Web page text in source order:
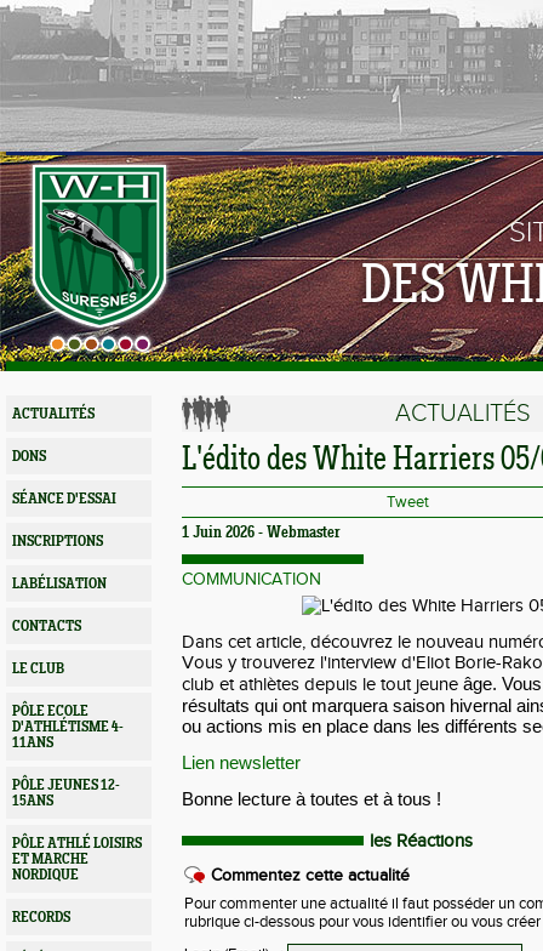
DES
ACTUALITÉS
DONS
SÉANCE D'ESSAI
INSCRIPTIONS
LABÉLISATION
CONTACTS
LE CLUB
PÔLE ECOLE
D'ATHLÉTISME 4-
11ANS
PÔLE JEUNES 12-
15ANS
PÔLE ATHLÉ LOISIRS
ET MARCHE
NORDIQUE
RECORDS
ACTUALITÉS
L'édito des White Harriers
Tweet
1 Juin 2026 - Webmaster
COMMUNICATION
Dans cet article, découvrez le nouveau
Vous y trouverez l'interview d'Eliot Borie-
club et athlètes depuis le tout jeune âge.
résultats qui ont marquera saison hivernal
ou actions mis en place dans les différents
Lien newsletter
Bonne lecture à toutes et à tous !
les Réactions
Commentez cette actualité
Pour commenter une actualité il faut posséder un
rubrique ci-dessous pour vous identifier ou vous